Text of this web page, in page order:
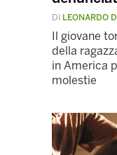
DI LEONARDO
Il giovane
della
in America
molestie